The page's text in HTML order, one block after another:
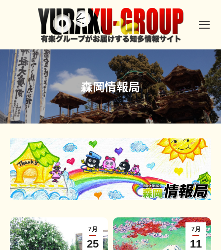
森岡情報局
7月
25
7月
11